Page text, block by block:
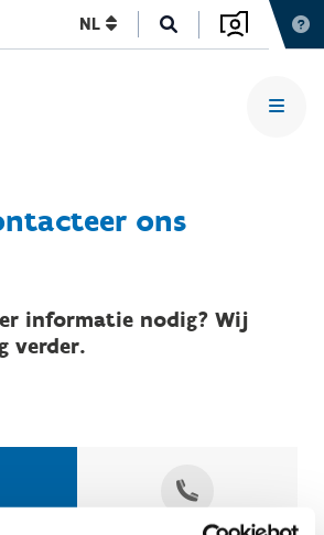
NL
ons
informatie nodig? Wij
verder.